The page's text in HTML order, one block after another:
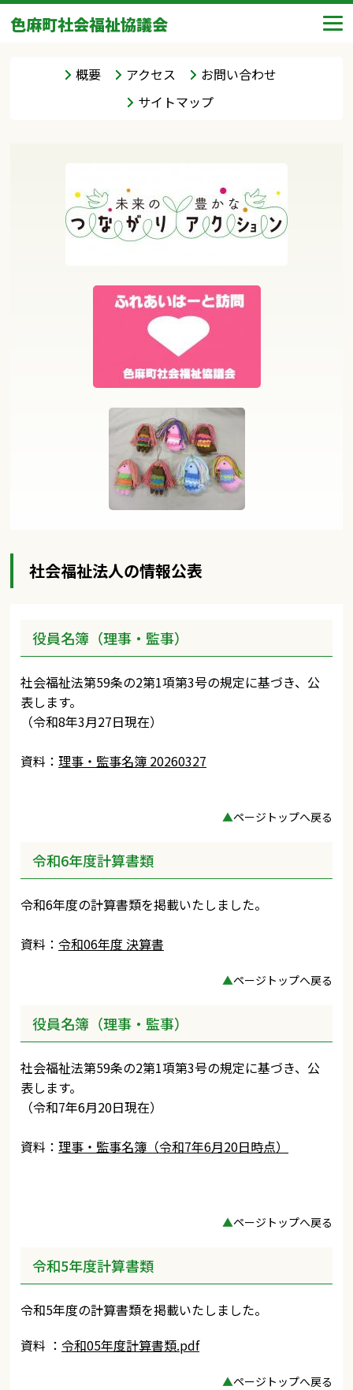
色麻町社会福祉協議会
概要 アクセス
お問い合わせ
サイトマップ
社会福祉法人の情報公表
役員名簿（理事・監事）
社会福祉法第59条の2第1項第3号の規定に基づき、公
表します。
（令和8年3月27日現在）
資料：理事・監事名簿 20260327
▲ページトップへ戻る
令和6年度計算書類
令和6年度の計算書類を掲載いたしました。
資料：令和06年度 決算書
▲ページトップへ戻る
役員名簿（理事・監事）
社会福祉法第59条の2第1項第3号の規定に基づき、公
表します。
（令和7年6月20日現在）
資料：理事・監事名簿（令和7年6月20日時点）
▲ページトップへ戻る
令和5年度計算書類
令和5年度の計算書類を掲載いたしました。
資料 ：令和05年度計算書類.pdf
▲ページトップへ戻る